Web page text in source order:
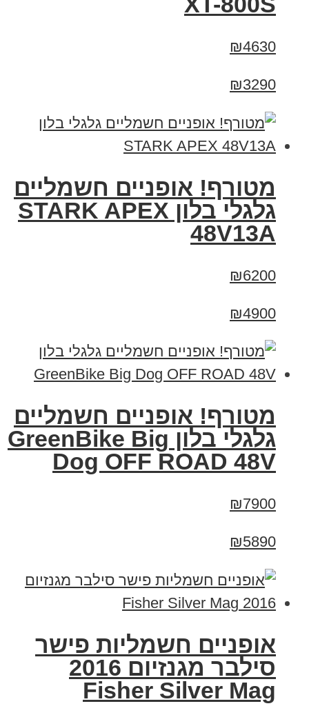
₪4630
₪3290
מטורף! אופניים חשמליים
גלגלי בלון STARK APEX
48V13A
₪6200
₪4900
מטורף! אופניים חשמליים
גלגלי בלון GreenBike Big
Dog OFF ROAD 48V
₪7900
₪5890
אופניים חשמליות פישר
סילבר מגנזיום 2016
Fisher Silver Mag